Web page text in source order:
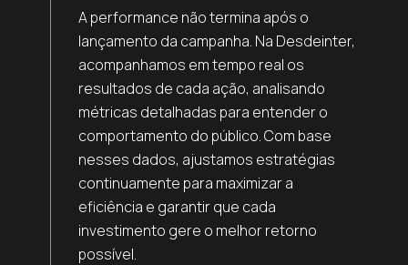
A performance não termina após o
lançamento da campanha. Na Desdeinter,
acompanhamos em tempo real os
resultados de cada ação, analisando
métricas detalhadas para entender o
comportamento do público. Com base
nesses dados, ajustamos estratégias
continuamente para maximizar a
eficiência e garantir que cada
investimento gere o melhor retorno
possível.